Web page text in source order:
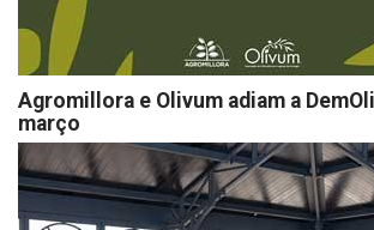
Agromillora e Olivum adiam a
março